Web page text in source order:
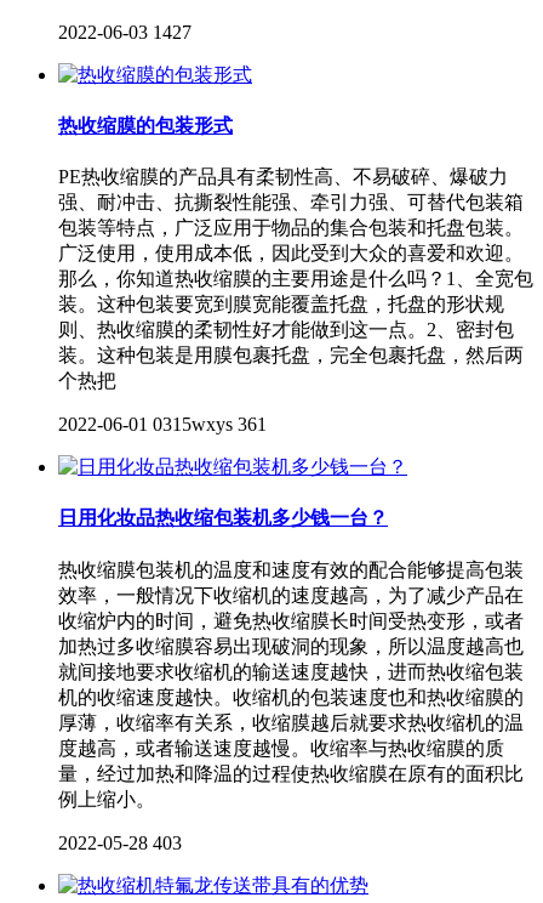
2022-06-03 1427
热收缩膜的包装形式
PE热收缩膜的产品具有柔韧性高、不易破碎、爆破力
强、耐冲击、抗撕裂性能强、牵引力强、可替代包装箱
包装等特点，广泛应用于物品的集合包装和托盘包装。
广泛使用，使用成本低，因此受到大众的喜爱和欢迎。
那么，你知道热收缩膜的主要用途是什么吗？1、全宽包
装。这种包装要宽到膜宽能覆盖托盘，托盘的形状规
则、热收缩膜的柔韧性好才能做到这一点。2、密封包
装。这种包装是用膜包裹托盘，完全包裹托盘，然后两
个热把
2022-06-01 0315wxys 361
日用化妆品热收缩包装机多少钱一台？
热收缩膜包装机的温度和速度有效的配合能够提高包装
效率，一般情况下收缩机的速度越高，为了减少产品在
收缩炉内的时间，避免热收缩膜长时间受热变形，或者
加热过多收缩膜容易出现破洞的现象，所以温度越高也
就间接地要求收缩机的输送速度越快，进而热收缩包装
机的收缩速度越快。收缩机的包装速度也和热收缩膜的
厚薄，收缩率有关系，收缩膜越后就要求热收缩机的温
度越高，或者输送速度越慢。收缩率与热收缩膜的质
量，经过加热和降温的过程使热收缩膜在原有的面积比
例上缩小。
2022-05-28 403